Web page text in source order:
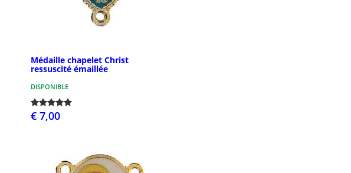
Médaille chapelet Christ
ressuscité émaillée
DISPONIBLE
€ 7,00